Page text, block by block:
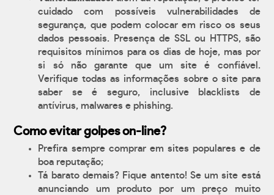
cuidado com possíveis vulnerabilidades de
segurança, que podem colocar em risco os seus
dados pessoais. Presença de SSL ou HTTPS, são
requisitos mínimos para os dias de hoje, mas por
si só não garante que um site é confiável.
Verifique todas as informações sobre o site para
saber se é seguro, inclusive blacklists de
antívirus, malwares e phishing.
Como evitar golpes on-line?
Prefira sempre comprar em sites populares e de
boa reputação;
Tá barato demais? Fique antento! Se um site está
anunciando um produto por um preço muito